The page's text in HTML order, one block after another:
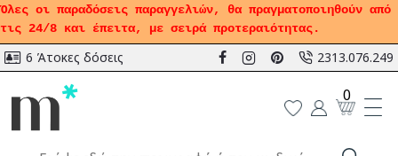
Όλες οι παραδόσεις παραγγελιών, θα πραγματοποιηθούν από
τις 24/8 και έπειτα, με σειρά προτεραιότητας.
6 Άτοκες δόσεις 2313.076.249
0